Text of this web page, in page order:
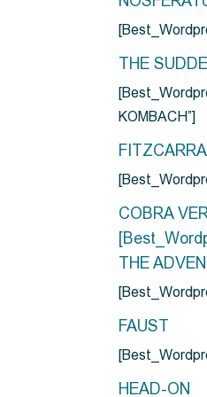
THE
KOMBACH”]
COBRA
THE
FAUST
HEAD-ON